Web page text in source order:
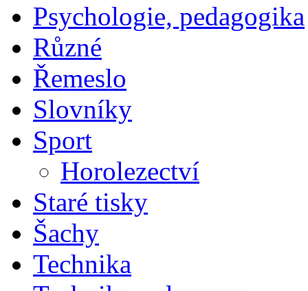
Psychologie, pedagogika
Různé
Řemeslo
Slovníky
Sport
Horolezectví
Staré tisky
Šachy
Technika